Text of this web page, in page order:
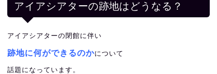
アイアシアターの跡地はどうなる？
アイアシアターの閉館に伴い
跡地に何ができるのかについて
話題になっています。